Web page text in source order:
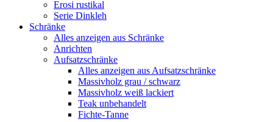
Erosi rustikal
Serie Dinkleh
Schränke
Alles anzeigen aus Schränke
Anrichten
Aufsatzschränke
Alles anzeigen aus Aufsatzschränke
Massivholz grau / schwarz
Massivholz weiß lackiert
Teak unbehandelt
Fichte-Tanne